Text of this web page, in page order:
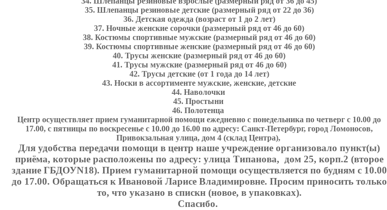
35. Шлепанцы резиновые детские (размерный ряд от 22 до 36)
36. Детская одежда (возраст от 1 до 2 лет)
37. Ночные женские сорочки (размерный ряд от 46 до 60)
38. Костюмы спортивные мужские (размерный ряд от 46 до 60)
39. Костюмы спортивные женские (размерный ряд от 46 до 60)
40. Трусы женские (размерный ряд от 46 до 60)
41. Трусы мужские (размерный ряд от 46 до 60)
42. Трусы детские (от 1 года до 14 лет)
43. Носки в ассортименте мужские, женские, детские
44. Наволочки
45. Простыни
46. Полотенца
Центр осуществляет прием гуманитарной помощи ежедневно с понедельника по четверг с 10.00 до
17.00, с пятницы по воскресенье с 10.00 до 16.00 по адресу: Санкт-Петербург, город Ломоносов,
Привокзальная улица, дом 4 (склад Центра),
Для удобства передачи помощи в центр наше учреждение организовало пункт(ы)
приёма, которые расположены по адресу: улица Типанова, дом 25, корп.2 (второе
здание ГБДОУN18). Прием гуманитарной помощи осуществляется по будням с 10.00
до 17.00. Обращаться к Ивановой Ларисе Владимировне. Просим приносить только
то, что указано в спискн (новое, в упаковках).
Спасибо.